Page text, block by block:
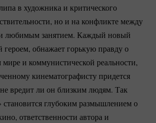
в художника и критического
но и на конфликте между
любимым занятием. Каждый новый
героем, обнажает горькую правду о
и коммунистической реальности,
кинематографисту придется
вредит ли он близким людям. Так
глубоким размышлением о
ответственности автора и